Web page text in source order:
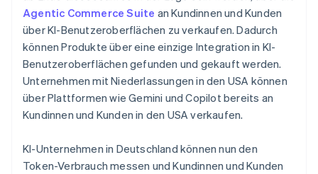
Agentic Commerce Suite an Kundinnen und Kunden
über KI-Benutzeroberflächen zu verkaufen. Dadurch
können Produkte über eine einzige Integration in KI-
Benutzeroberflächen gefunden und gekauft werden.
Unternehmen mit Niederlassungen in den USA können
über Plattformen wie Gemini und Copilot bereits an
Kundinnen und Kunden in den USA verkaufen.
KI-Unternehmen in Deutschland können nun den
Token-Verbrauch messen und Kundinnen und Kunden
Australien
English
Belgien
NederlandsFrançaisDeutschEnglish
Bulgarien
English